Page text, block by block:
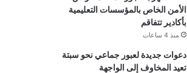
الأمن الخاص بالمؤسسات التعليمية
بأكادير تتفاقم
منذ 4 ساعات
دعوات جديدة لعبور جماعي نحو سبتة
تعيد المخاوف إلى الواجهة